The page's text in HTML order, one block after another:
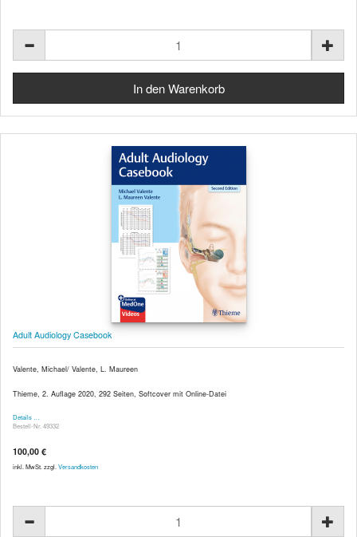
Adult Audiology Casebook
Valente, Michael/ Valente, L. Maureen
Thieme, 2. Auflage 2020, 292 Seiten, Softcover mit Online-Datei
Details …
Bestell-Nr. 49332
100,00 €
inkl. MwSt. zzgl. Versandkosten